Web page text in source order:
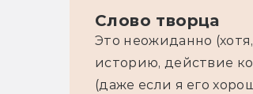
Слово творца
Это неожиданно
историю, действие
(даже если я его